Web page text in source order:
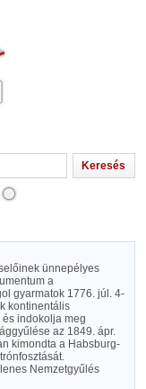
ünnepélyes
a
gyarmatok 1776. júl. 4-
kontinentális
indokolja meg
az 1849. ápr.
kimondta a Habsburg-
Nemzetgyűlés